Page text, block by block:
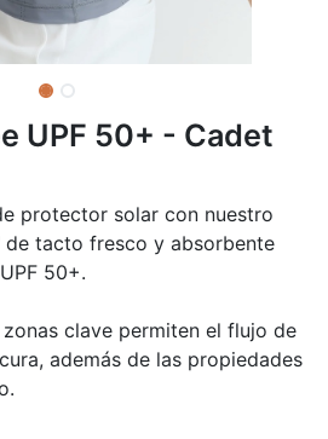
UPF 50+ - Cadet
protector solar con nuestro
tacto fresco y absorbente
50+.
clave permiten el flujo de
además de las propiedades